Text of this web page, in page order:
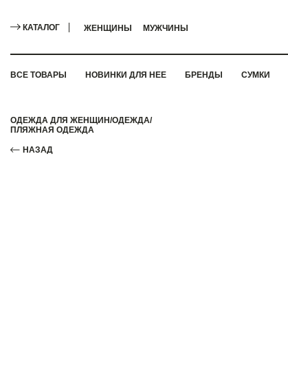
КАТАЛОГ ЖЕНЩИНЫ МУЖЧИНЫ
ВСЕ ТОВАРЫ НОВИНКИ ДЛЯ НЕЕ БРЕНДЫ СУМКИ
ОДЕЖДА ДЛЯ ЖЕНЩИН/ОДЕЖДА/
ПЛЯЖНАЯ ОДЕЖДА
НАЗАД